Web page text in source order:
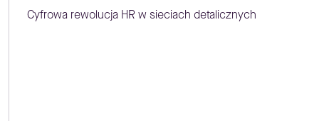
Cyfrowa rewolucja HR w sieciach detalicznych